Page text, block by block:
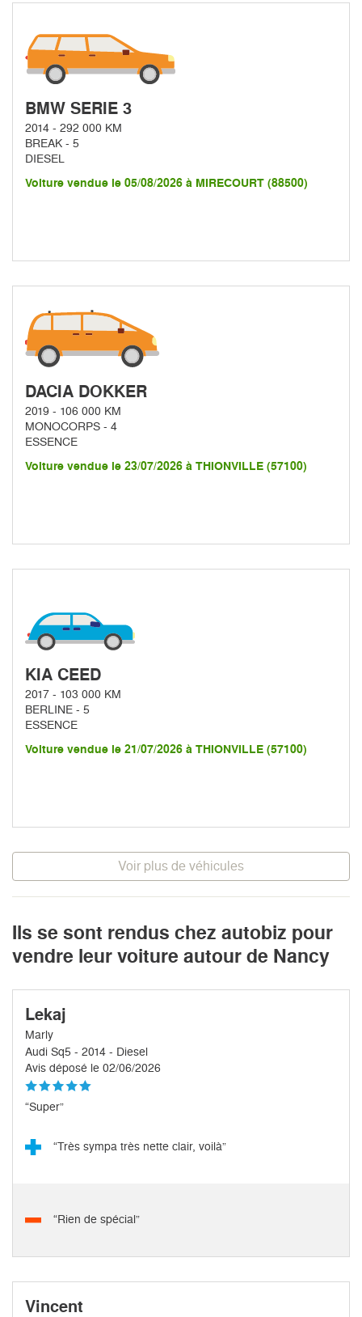
BMW SERIE 3
2014 - 292 000 KM
BREAK - 5
DIESEL
Voiture vendue le 05/08/2026 à MIRECOURT (88500)
DACIA DOKKER
2019 - 106 000 KM
MONOCORPS - 4
ESSENCE
Voiture vendue le 23/07/2026 à THIONVILLE (57100)
KIA CEED
2017 - 103 000 KM
BERLINE - 5
ESSENCE
Voiture vendue le 21/07/2026 à THIONVILLE (57100)
Voir plus de véhicules
Ils se sont rendus chez autobiz pour
vendre leur voiture autour de Nancy
Lekaj
Marly
Audi Sq5 - 2014 - Diesel
Avis déposé le 02/06/2026
“Super”
“Très sympa très nette clair, voilà”
“Rien de spécial”
Vincent